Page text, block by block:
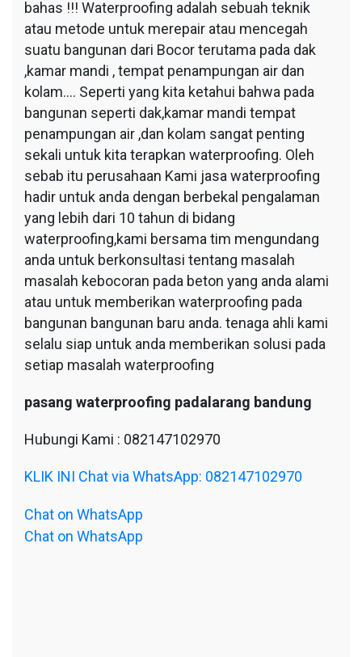
bahas !!! Waterproofing adalah sebuah teknik
atau metode untuk merepair atau mencegah
suatu bangunan dari Bocor terutama pada dak
,kamar mandi , tempat penampungan air dan
kolam…. Seperti yang kita ketahui bahwa pada
bangunan seperti dak,kamar mandi tempat
penampungan air ,dan kolam sangat penting
sekali untuk kita terapkan waterproofing. Oleh
sebab itu perusahaan Kami jasa waterproofing
hadir untuk anda dengan berbekal pengalaman
yang lebih dari 10 tahun di bidang
waterproofing,kami bersama tim mengundang
anda untuk berkonsultasi tentang masalah
masalah kebocoran pada beton yang anda alami
atau untuk memberikan waterproofing pada
bangunan bangunan baru anda. tenaga ahli kami
selalu siap untuk anda memberikan solusi pada
setiap masalah waterproofing
pasang waterproofing padalarang bandung
Hubungi Kami : 082147102970
KLIK INI Chat via WhatsApp: 082147102970
Chat on WhatsApp
Chat on WhatsApp